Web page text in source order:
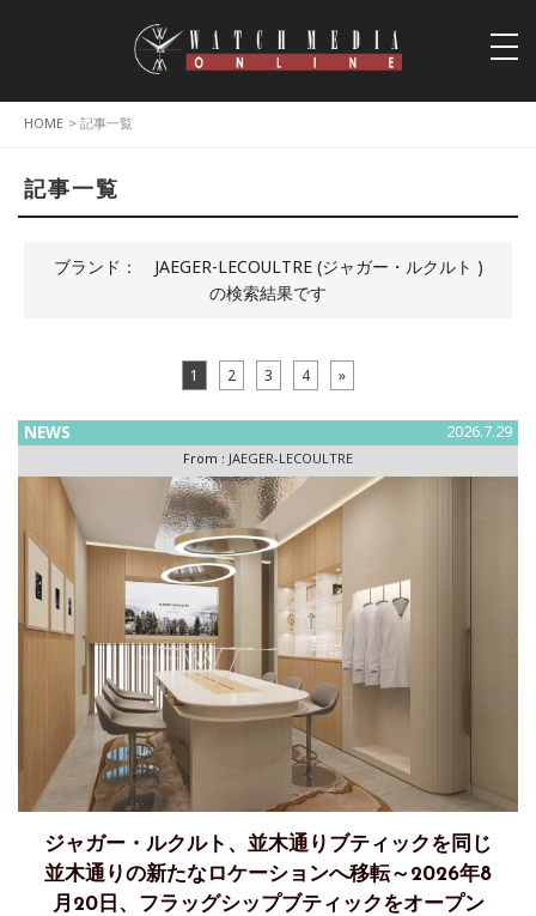
HOME > 記事一覧
記事一覧
ブランド：
JAEGER-LECOULTRE (ジャガー・ルクルト )
の検索結果です
1 2 3 4 »
NEWS 2026.7.29
From : JAEGER-LECOULTRE
ジャガー・ルクルト、並木通りブティックを同じ
並木通りの新たなロケーションへ移転～2026年8
月20日、フラッグシップブティックをオープン